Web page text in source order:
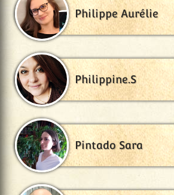
Philippe Aurélie
Philippine.S
Pintado Sara